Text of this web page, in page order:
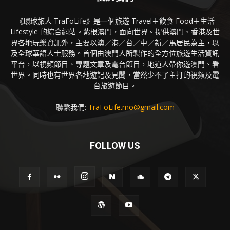
《環球旅人 TraFoLife》是一個旅遊 Travel＋飲食 Food＋生活
Lifestyle 的綜合網站。紮根澳門，面向世界。提供澳門、香港及世
界各地玩樂資訊外，主要以澳／港／台／中／新／馬居民為主，以
及全球華語人士服務。首個由澳門人所製作的全方位旅遊生活資訊
平台，以視頻節目、專題文章及電台節目，地道人帶你遊澳門、看
世界。同時也有世界各地遊記及見聞，當然少不了主打的視頻及電
台旅遊節目。
聯繫我們: TraFoLife.mo@gmail.com
FOLLOW US